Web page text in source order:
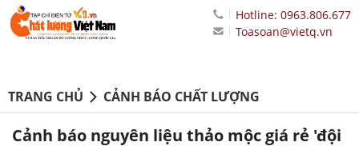
Hotline: 0963.806.677
Toasoan@vietq.vn
TRANG CHỦ CẢNH BÁO CHẤT LƯỢNG
Cảnh báo nguyên liệu thảo mộc giá rẻ 'đội